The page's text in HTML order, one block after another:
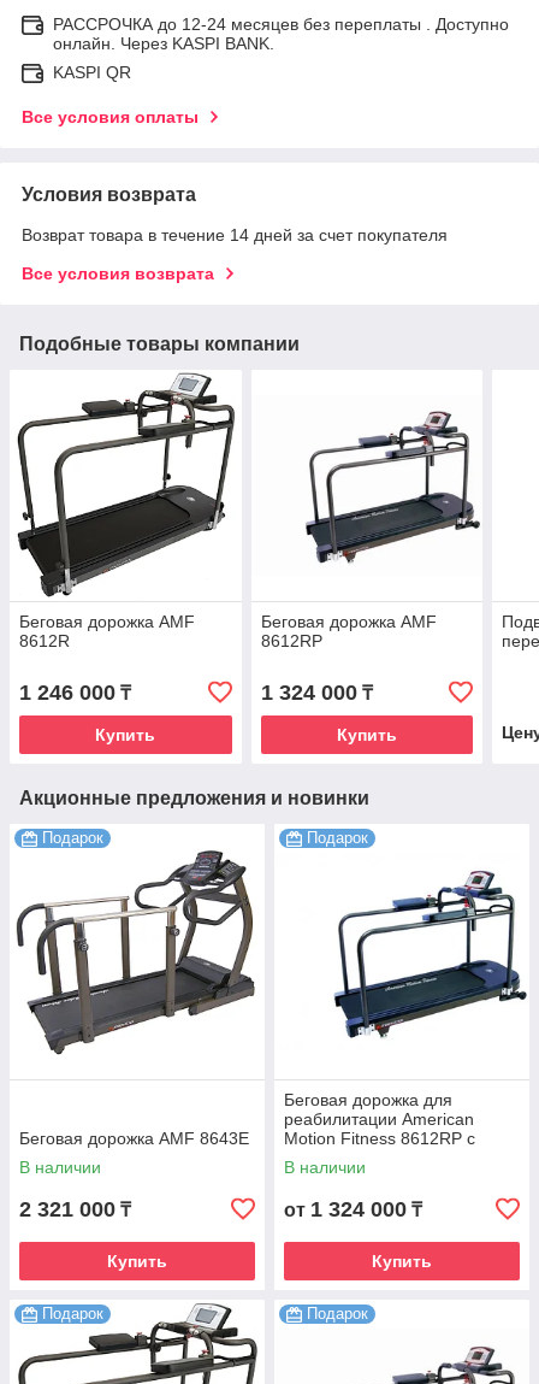
РАССРОЧКА до 12-24 месяцев без переплаты . Доступно
онлайн. Через KASPI BANK.
KASPI QR
Все условия оплаты
Условия возврата
Возврат товара в течение 14 дней за счет покупателя
Все условия возврата
Подобные товары компании
Беговая дорожка AMF
8612R
1 246 000 ₸
Купить
Беговая дорожка AMF
8612RP
1 324 000₸
Купить
Акционные предложения и новинки
Подарок
Беговая дорожка AMF 8643Е
В наличии
2 321 000 ₸
Купить
Подарок
Беговая дорожка для
реабилитации American
Motion Fitness 8612RP с
реверсом
В наличии
от 1 324 000 ₸
Купить
Подарок Подарок